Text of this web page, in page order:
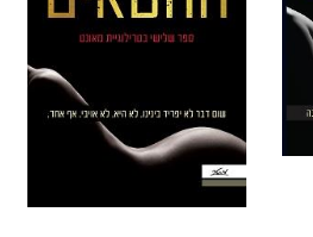
ואחר כך מצית אותך בלי שום
יותר קיצונית, אמיצה